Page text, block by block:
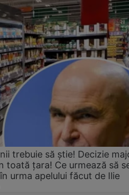
trebuie să știe! Decizie
toată țara! Ce urmează să
urma apelului făcut de Ilie